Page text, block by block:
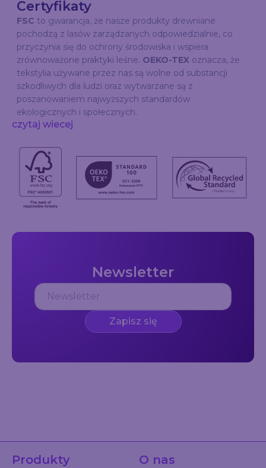
Certyfikaty
FSC to gwarancja, że nasze produkty drewniane
pochodzą z lasów zarządzanych odpowiedzialnie, co
przyczynia się do ochrony środowiska i wspiera
zrównoważone praktyki leśne. OEKO-TEX oznacza, że
tekstylia używane przez nas są wolne od substancji
szkodliwych dla ludzi oraz wytwarzane są z
poszanowaniem najwyższych standardów
ekologicznych i społecznych.
czytaj wiecej
Newsletter
Zapisz się
Produkty O nas